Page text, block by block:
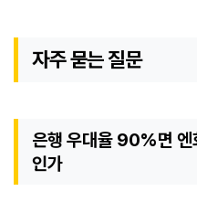
자주 묻는 질문
은행 우대율 90%면 엔
인가